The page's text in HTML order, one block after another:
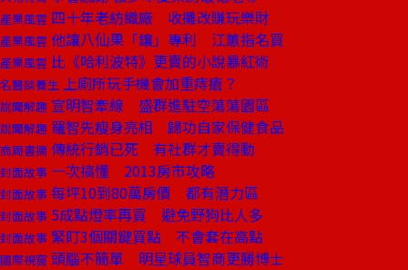
產業風雲 四十年老紡織廠 收攤改賺玩樂財
產業風雲 他讓八仙果「鑲」專利 江蕙指名買
產業風雲 比《哈利波特》更賣的小說暴紅術
名醫談養生 上廁所玩手機會加重痔瘡？
說聞解趣 宣明智牽線 盛群進駐空蕩蕩園區
說聞解趣 羅智先瘦身亮相 歸功自家保健食品
商周書摘 傳統行銷已死 有社群才賣得動
封面故事 一次搞懂 2013房市攻略
封面故事 每坪10到80萬房價 都有潛力區
封面故事 5成點燈率再買 避免野狗比人多
封面故事 緊盯3個關鍵買點 不會套在高點
國際視窗 頭腦不簡單 明星球員智商更勝博士